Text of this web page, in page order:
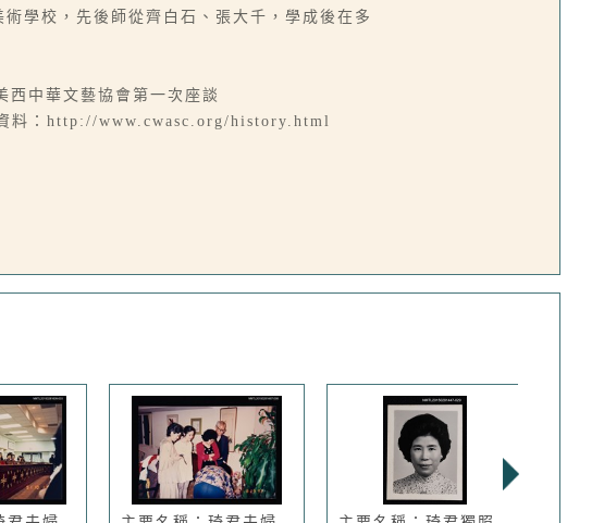
學校，先後師從齊白石、張大千，學成後在多
中華文藝協會第一次座談
資料：http://www.cwasc.org/history.html